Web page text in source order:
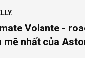
Volante -